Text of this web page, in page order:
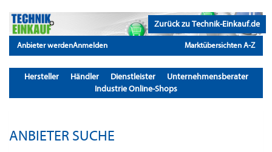
Zurück zu Technik-Einkauf.de
Anbieter werdenAnmelden Marktübersichten A-Z
Hersteller Händler Dienstleister
Unternehmensberater
Industrie Online-Shops
ANBIETER SUCHE